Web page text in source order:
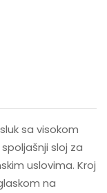
sa visokom
sloj za
uslovima. Kroj
na